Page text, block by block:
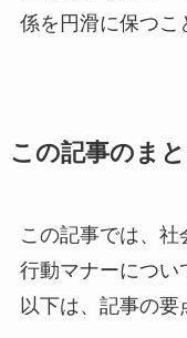
係を円滑に保つこ
この記事のま
この記事では、
行動マナーについ
以下は、記事の要